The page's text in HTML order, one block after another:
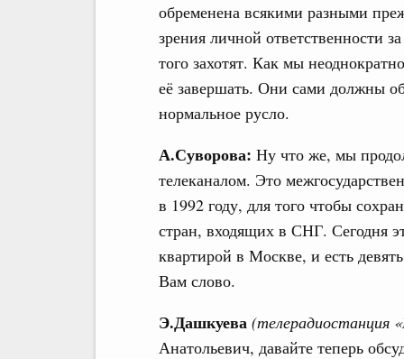
обременена всякими разными
зрения личной ответственности
того захотят. Как мы
её завершать. Они сами должны
нормальное русло.
А.Суворова: Ну что же, мы
телеканалом. Это
в 1992 году, для того чтобы
стран, входящих в СНГ. Сегодня
квартирой в Москве, и есть
Вам слово.
Э.Дашкуева (телерадиостанция
Анатольевич, давайте теперь